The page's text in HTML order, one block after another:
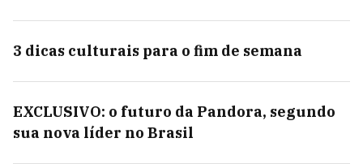
3 dicas culturais para o fim de semana
EXCLUSIVO: o futuro da Pandora, segundo
sua nova líder no Brasil